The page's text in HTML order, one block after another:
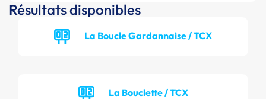
Résultats disponibles
La Boucle Gardannaise / TCX
La Bouclette / TCX